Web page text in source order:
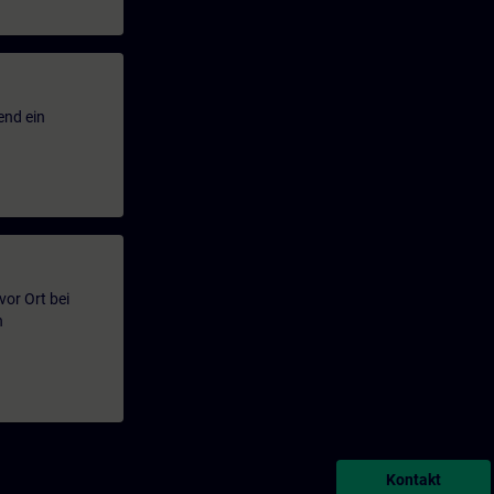
ein
Ort bei
Kontakt